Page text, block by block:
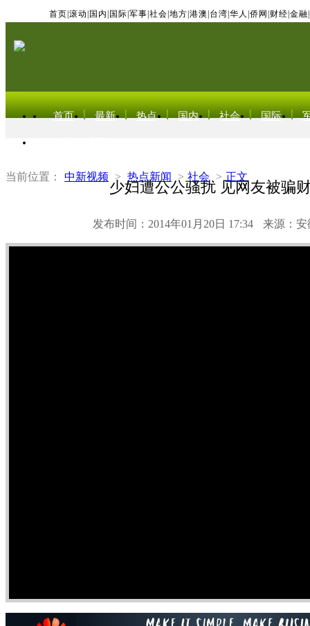
首页 滚动 国内 国际 军事 社会 地方 港澳 台湾 华人 侨网 财经 金融
首页 最新 热点 国内 社会 国际
当前位置： 中新视频 > 热点新闻 > 社会 > 正文
少妇遭公公骚扰 见网友被骗
发布时间：2014年01月20日 17:34 来源：安